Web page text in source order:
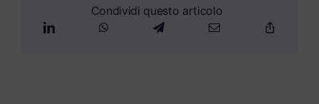
Condividi questo articolo